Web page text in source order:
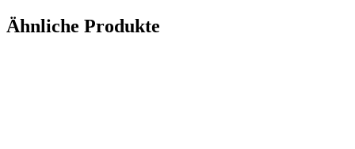
Ähnliche Produkte